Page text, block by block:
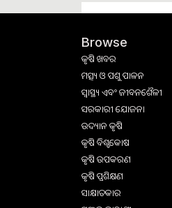
Browse
କୃଷି ଖବର
ମତ୍ସ୍ୟ ଓ ପଶୁ ପାଳନ
ସ୍ୱାସ୍ଥ୍ୟ ଏବଂ ଜୀବନଶୈଳୀ
ସରକାରୀ ଯୋଜନା
ଉଦ୍ୟାନ କୃଷି
କୃଷି ବିଶ୍ବକୋଷ
କୃଷି ଉପକରଣ
କୃଷି ପ୍ରଶିକ୍ଷଣ
ସାକ୍ଷାତକାର